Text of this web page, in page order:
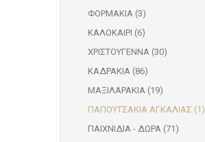
ΦΟΡΜΑΚΙΑ (3)
ΚΑΛΟΚΑΙΡΙ (6)
ΧΡΙΣΤΟΥΓΕΝΝΑ (30)
ΚΑΔΡΑΚΙΑ (86)
ΜΑΞΙΛΑΡΑΚΙΑ (19)
ΠΑΠΟΥΤΣΑΚΙΑ ΑΓΚΑΛΙΑΣ (1)
ΠΑΙΧΝΙΔΙΑ - ΔΩΡΑ (71)